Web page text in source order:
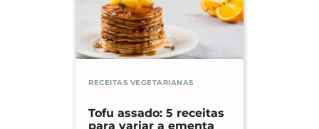
RECEITAS VEGETARIANAS
Tofu assado: 5 receitas
para variar a ementa